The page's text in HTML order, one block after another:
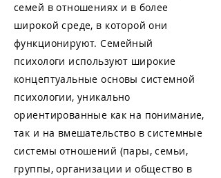
семей в отношениях и в более
широкой среде, в которой они
функционируют. Семейный
психологи используют широкие
концептуальные основы системной
психологии, уникально
ориентированные как на понимание,
так и на вмешательство в системные
системы отношений (пары, семьи,
группы, организации и общество в